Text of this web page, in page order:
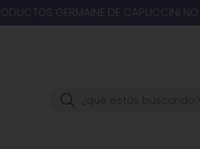
GERMAINE DE CAPUCCINI
Buscar